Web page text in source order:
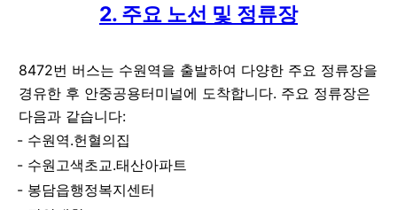
2. 주요 노선 및 정류장
8472번 버스는 수원역을 출발하여 다양한 주요 정류장을
경유한 후 안중공용터미널에 도착합니다. 주요 정류장은
다음과 같습니다:
수원역.헌혈의집
수원고색초교.태산아파트
봉담읍행정복지센터